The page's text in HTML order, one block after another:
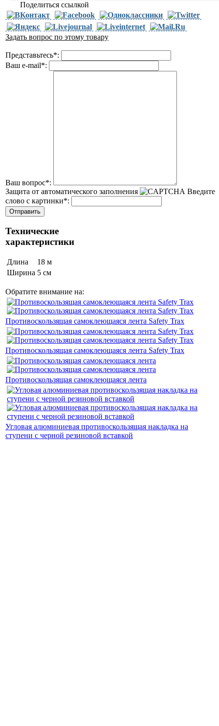
Поделиться ссылкой
Задать вопрос по этому товару
Представьтесь*:
Ваш e-mail*:
Ваш вопрос*:
Защита от автоматического заполнения
Введите
слово с картинки*:
Технические
характеристики
Длина
18 м
Ширина 5 см
Обратите внимание на:
Противоскользящая самоклеющаяся лента Safety Trax
Противоскользящая самоклеющаяся лента Safety Trax
Противоскользящая самоклеющаяся лента
Угловая алюминиевая противоскользящая накладка на
ступени с черной резиновой вставкой